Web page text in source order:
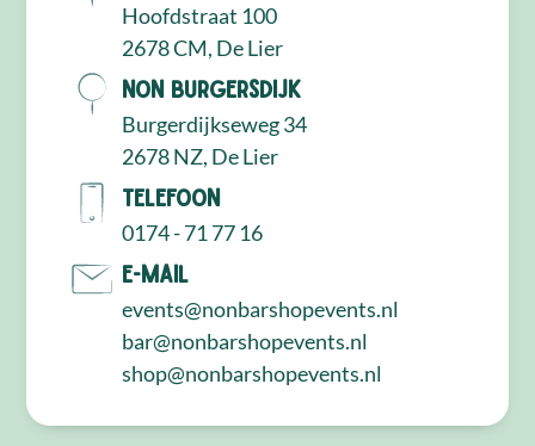
Hoofdstraat 100
2678 CM, De Lier
NON Burgersdijk
Burgerdijkseweg 34
2678 NZ, De Lier
Telefoon
0174 - 71 77 16
E-mail
events@nonbarshopevents.nl
bar@nonbarshopevents.nl
shop@nonbarshopevents.nl